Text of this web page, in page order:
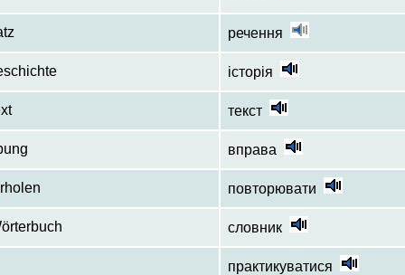
речення
історія
текст
вправа
повторювати
словник
практикуватися